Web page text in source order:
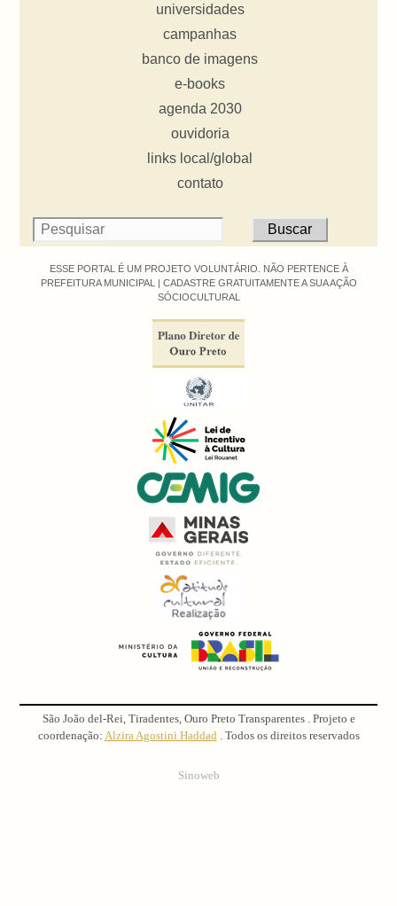
universidades
campanhas
banco de imagens
e-books
agenda 2030
ouvidoria
links local/global
contato
ESSE PORTAL É UM PROJETO VOLUNTÁRIO. NÃO PERTENCE À
PREFEITURA MUNICIPAL | CADASTRE GRATUITAMENTE A SUA AÇÃO
SÓCIOCULTURAL
São João del-Rei, Tiradentes, Ouro Preto Transparentes . Projeto e
coordenação: Alzira Agostini Haddad . Todos os direitos reservados
Sinoweb